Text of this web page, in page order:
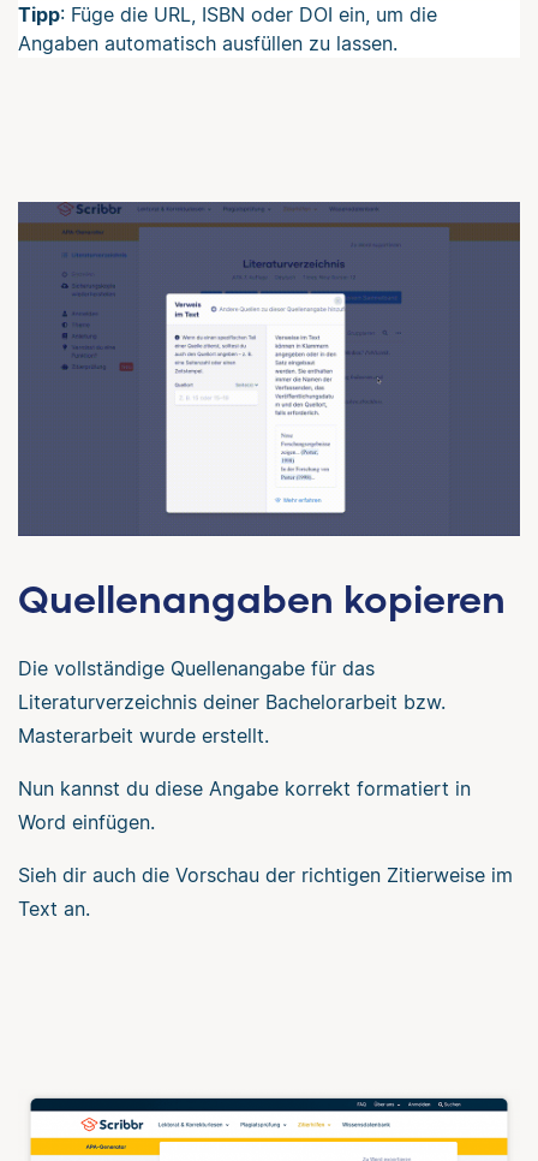
Tipp: Füge die URL, ISBN oder DOI ein, um die
Angaben automatisch ausfüllen zu lassen.
Quellenangaben kopieren
Die vollständige Quellenangabe für das
Literaturverzeichnis deiner Bachelorarbeit bzw.
Masterarbeit wurde erstellt.
Nun kannst du diese Angabe korrekt formatiert in
Word einfügen.
Sieh dir auch die Vorschau der richtigen Zitierweise im
Text an.